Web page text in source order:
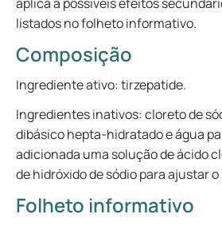
listados no folheto informativo.
Composição
Ingrediente ativo: tirzepatide.
Ingredientes inativos: cloreto de
dibásico hepta-hidratado e água
adicionada uma solução de ácido
de hidróxido de sódio para ajustar o
Folheto informativo